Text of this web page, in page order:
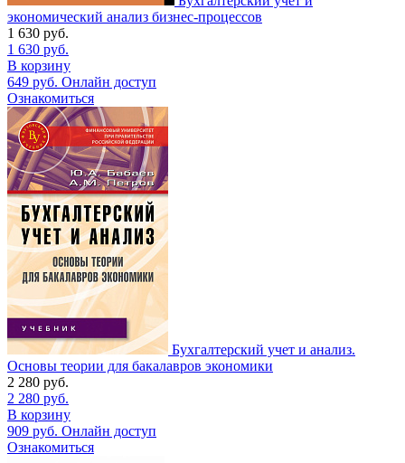
экономический анализ бизнес-процессов
1 630 руб.
1 630 руб.
В корзину
649 руб. Онлайн доступ
Ознакомиться
Бухгалтерский учет и анализ.
Основы теории для бакалавров экономики
2 280 руб.
2 280 руб.
В корзину
909 руб. Онлайн доступ
Ознакомиться